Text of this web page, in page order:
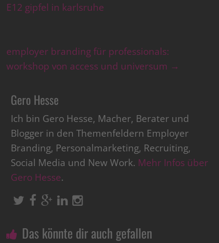
E12 gipfel in karlsruhe
employer branding für professionals:
workshop von access und universum →
Gero Hesse
Ich bin Gero Hesse, Macher, Berater und
Blogger in den Themenfeldern Employer
Branding, Personalmarketing, Recruiting,
Social Media und New Work. Mehr Infos über
Gero Hesse.
Das könnte dir auch gefallen